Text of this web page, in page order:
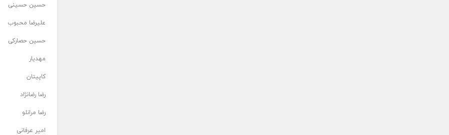
حسین حسینی
علیرضا محبوب
حسین حصارکی
مهدیار
کاپیتان
رضا رضانژاد
رضا مرانلو
امیر عرفانی